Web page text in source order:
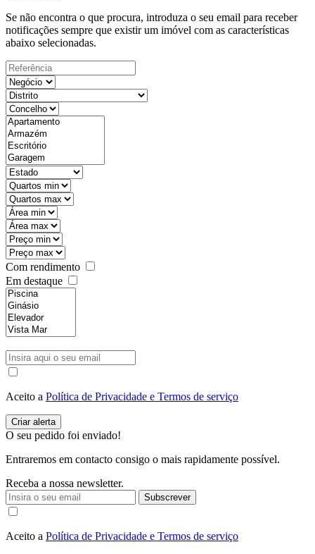
Se não encontra o que procura, introduza o seu email para receber
notificações sempre que existir um imóvel com as características
abaixo selecionadas.
Com rendimento
Em destaque
Aceito a Política de Privacidade e Termos de serviço
O seu pedido foi enviado!
Entraremos em contacto consigo o mais rapidamente possível.
Receba a nossa newsletter.
Subscrever
Aceito a Política de Privacidade e Termos de serviço